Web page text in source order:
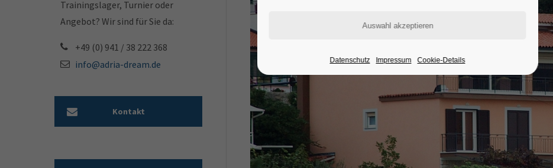
Trainingslager, Turnier oder
Angebot? Wir sind für Sie da:
+49 (0) 941 / 38 222 368
info@adria-dream.de
Kontakt
Datenschutz Impressum Cookie-Details